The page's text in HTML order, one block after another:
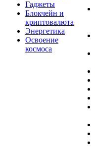
Гаджеты
Блокчейн и
криптовалюта
Энергетика
Освоение
космоса